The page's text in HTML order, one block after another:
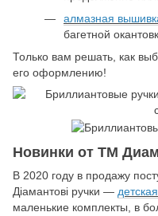
алмазная
багетной
Только вам решать, как
его оформлению!
Новинки от ТМ
В 2020 году в продажу
Діамантові ручки —
маленькие комплекты, в